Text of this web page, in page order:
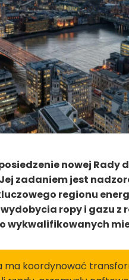
nowej Rady
zadaniem jest
regionu
ropy i gazu z
wykwalifikowanych
ma koordynować